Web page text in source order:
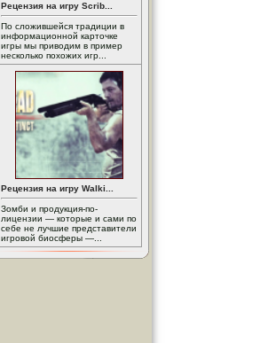
Рецензия на игру Scrib...
По сложившейся традиции в
информационной карточке
игры мы приводим в пример
несколько похожих игр...
Рецензия на игру Walki...
Зомби и продукция-по-
лицензии — которые и сами по
себе не лучшие представители
игровой биосферы —...